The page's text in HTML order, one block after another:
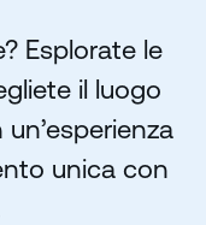
Esplorate le
il luogo
unica con